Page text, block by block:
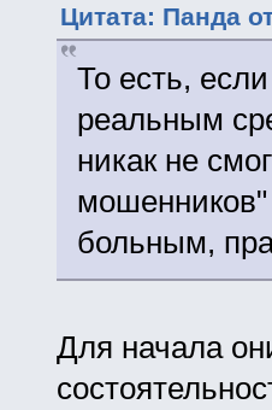
Цитата: Панда
То есть,
реальным
никак не
больным,
Для начала